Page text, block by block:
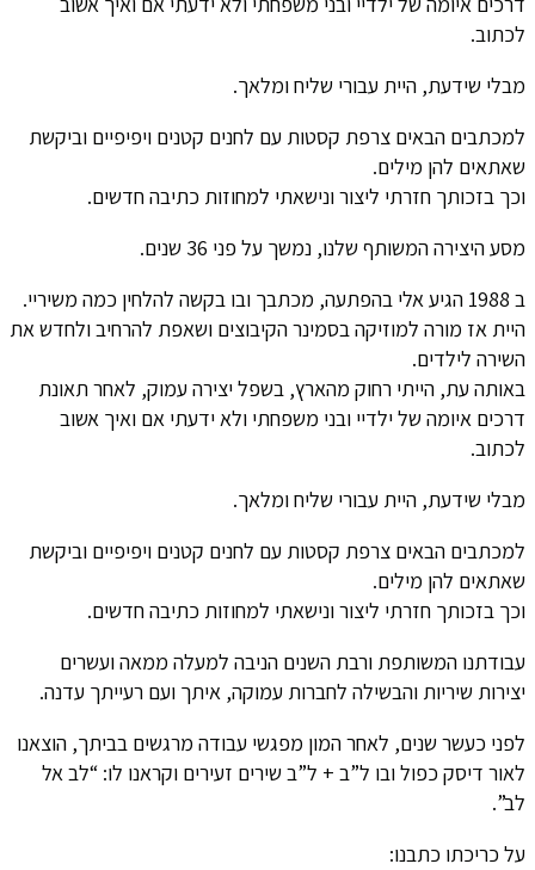
לכתוב.
מבלי שידעת, היית עבורי שליח ומלאך.
למכתבים הבאים צרפת קסטות עם לחנים קטנים ויפיפיים וביקשת
שאתאים להן מילים.
וכך בזכותך חזרתי ליצור ונישאתי למחוזות כתיבה חדשים.
מסע היצירה המשותף שלנו, נמשך על פני 36 שנים.
ב 1988 הגיע אלי בהפתעה, מכתבך ובו בקשה להלחין כמה משיריי.
היית אז מורה למוזיקה בסמינר הקיבוצים ושאפת להרחיב ולחדש את
השירה לילדים.
באותה עת, הייתי רחוק מהארץ, בשפל יצירה עמוק, לאחר תאונת
דרכים איומה של ילדיי ובני משפחתי ולא ידעתי אם ואיך אשוב
לכתוב.
מבלי שידעת, היית עבורי שליח ומלאך.
למכתבים הבאים צרפת קסטות עם לחנים קטנים ויפיפיים וביקשת
שאתאים להן מילים.
וכך בזכותך חזרתי ליצור ונישאתי למחוזות כתיבה חדשים.
עבודתנו המשותפת ורבת השנים הניבה למעלה ממאה ועשרים
יצירות שיריות והבשילה לחברות עמוקה, איתך ועם רעייתך עדנה.
לפני כעשר שנים, לאחר המון מפגשי עבודה מרגשים בביתך, הוצאנו
לאור דיסק כפול ובו ל”ב + ל”ב שירים זעירים וקראנו לו: “לב אל
לב”.
על כריכתו כתבנו: